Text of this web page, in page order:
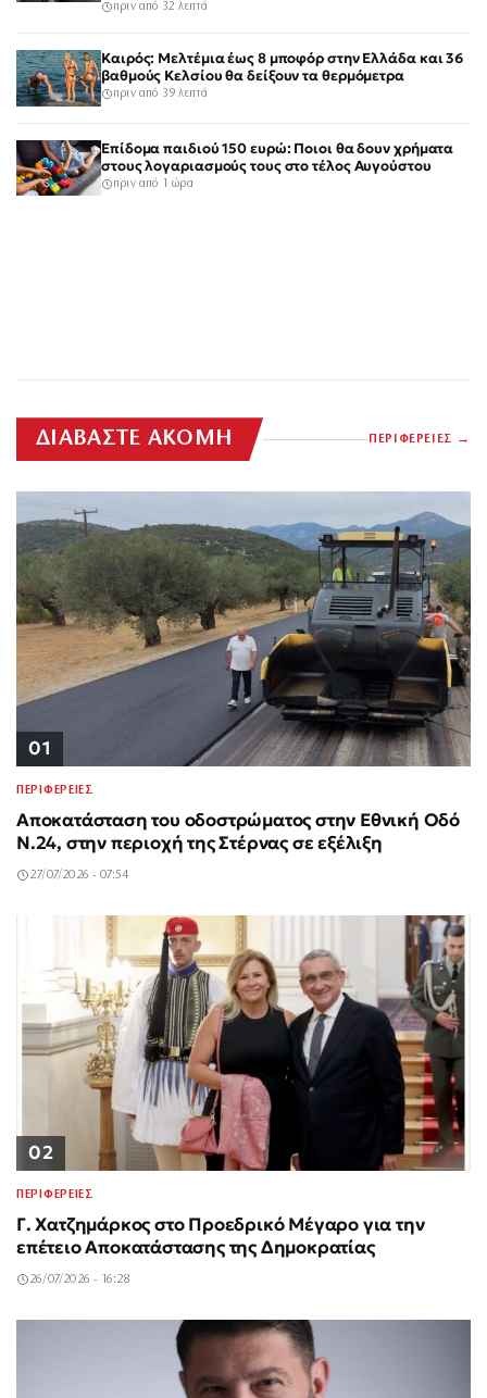
πριν από 32 λεπτά
Καιρός: Μελτέμια έως 8 μποφόρ στην Ελλάδα και 36
βαθμούς Κελσίου θα δείξουν τα θερμόμετρα
πριν από 39 λεπτά
Επίδομα παιδιού 150 ευρώ: Ποιοι θα δουν χρήματα
στους λογαριασμούς τους στο τέλος Αυγούστου
πριν από 1 ώρα
ΔΙΑΒΑΣΤΕ ΑΚΟΜΗ ΠΕΡΙΦΕΡΕΙΕΣ
01
ΠΕΡΙΦΕΡΕΙΕΣ
Αποκατάσταση του οδοστρώματος στην Εθνική Οδό
Ν.24, στην περιοχή της Στέρνας σε εξέλιξη
27/07/2026 - 07:54
02
ΠΕΡΙΦΕΡΕΙΕΣ
Γ. Χατζημάρκος στο Προεδρικό Μέγαρο για την
επέτειο Αποκατάστασης της Δημοκρατίας
26/07/2026 - 16:28